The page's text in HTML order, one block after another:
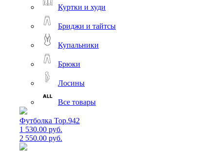
Куртки и худи
Бриджи и тайтсы
Купальники
Брюки
Лосины
Все товары
Футболка Top.942
1 530.00 руб.
2 550.00 руб.